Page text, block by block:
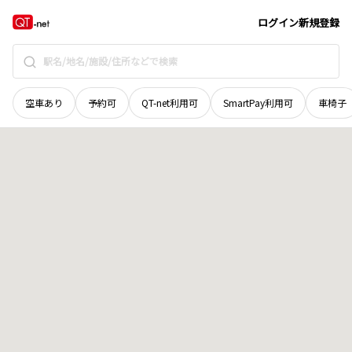
ログイン新規登録
空車あり 予約可 QT-net利用可 SmartPay利用可 車椅子
宮城県